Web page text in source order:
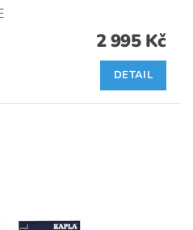
2 995 Kč
DETAIL